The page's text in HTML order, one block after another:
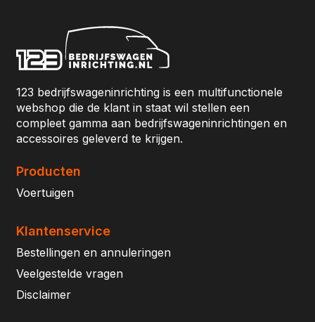
123 bedrijfswageninrichting is een multifunctionele
webshop die de klant in staat wil stellen een
compleet gamma aan bedrijfswageninrichtingen en
accessoires geleverd te krijgen.
Producten
Voertuigen
Klantenservice
Bestellingen en annuleringen
Veelgestelde vragen
Disclaimer